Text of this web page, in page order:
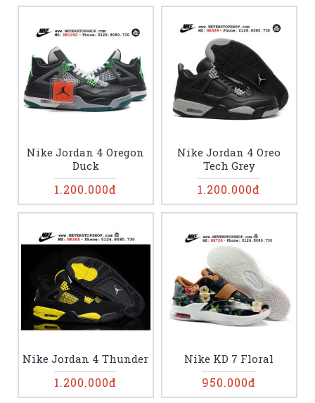
Nike Jordan 4 Oregon
Duck
1.200.000đ
Nike Jordan 4 Oreo
Tech Grey
1.200.000đ
Nike Jordan 4 Thunder
1.200.000đ
Nike KD 7 Floral
950.000đ